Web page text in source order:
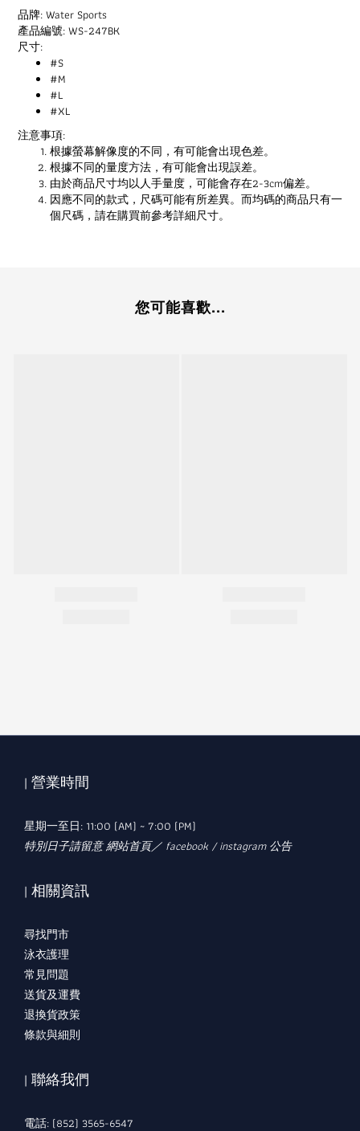
品牌: Water Sports
產品編號: WS-247BK
尺寸:
#S
#M
#L
#XL
注意事項:
根據螢幕解像度的不同，有可能會出現色差。
根據不同的量度方法，有可能會出現誤差。
由於商品尺寸均以人手量度，可能會存在2-3cm偏差。
因應不同的款式，尺碼可能有所差異。而均碼的商品只有一
個尺碼，請在購買前參考詳細尺寸。
您可能喜歡...
| 營業時間
星期一至日: 11:00 (AM) ~ 7:00 (PM)
特別日子請留意 網站首頁／ facebook / instagram 公告
| 相關資訊
尋找門市
泳衣護理
常見問題
送貨及運費
退換貨政策
條款與細則
| 聯絡我們
電話: (852) 3565-6547